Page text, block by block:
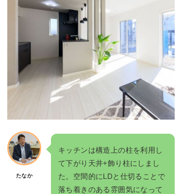
たなか
キッチンは構造上の柱を利用し
て下がり天井+飾り柱にしまし
た。空間的にLDと仕切ることで
落ち着きのある雰囲気になって